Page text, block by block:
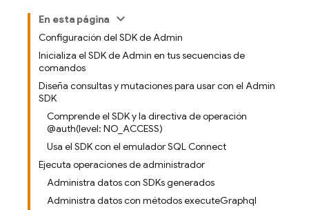
En esta página
Configuración del SDK de Admin
Inicializa el SDK de Admin en tus secuencias de
comandos
Diseña consultas y mutaciones para usar con el Admin
SDK
Comprende el SDK y la directiva de operación
@auth(level: NO_ACCESS)
Usa el SDK con el emulador SQL Connect
Ejecuta operaciones de administrador
Administra datos con SDKs generados
Administra datos con métodos executeGraphql